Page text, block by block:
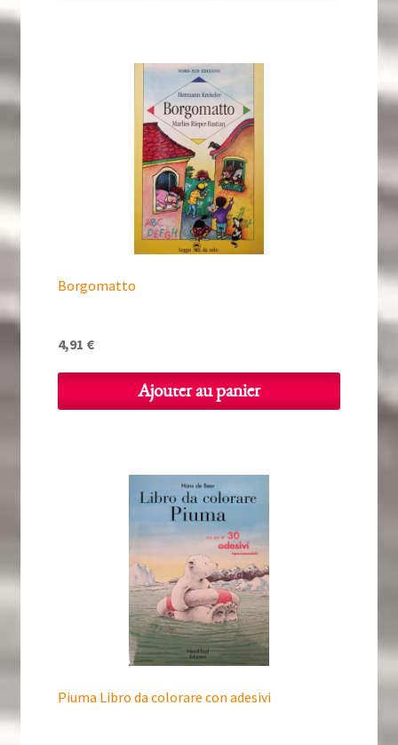
Borgomatto
4,91 €
Ajouter au panier
Piuma Libro da colorare con adesivi